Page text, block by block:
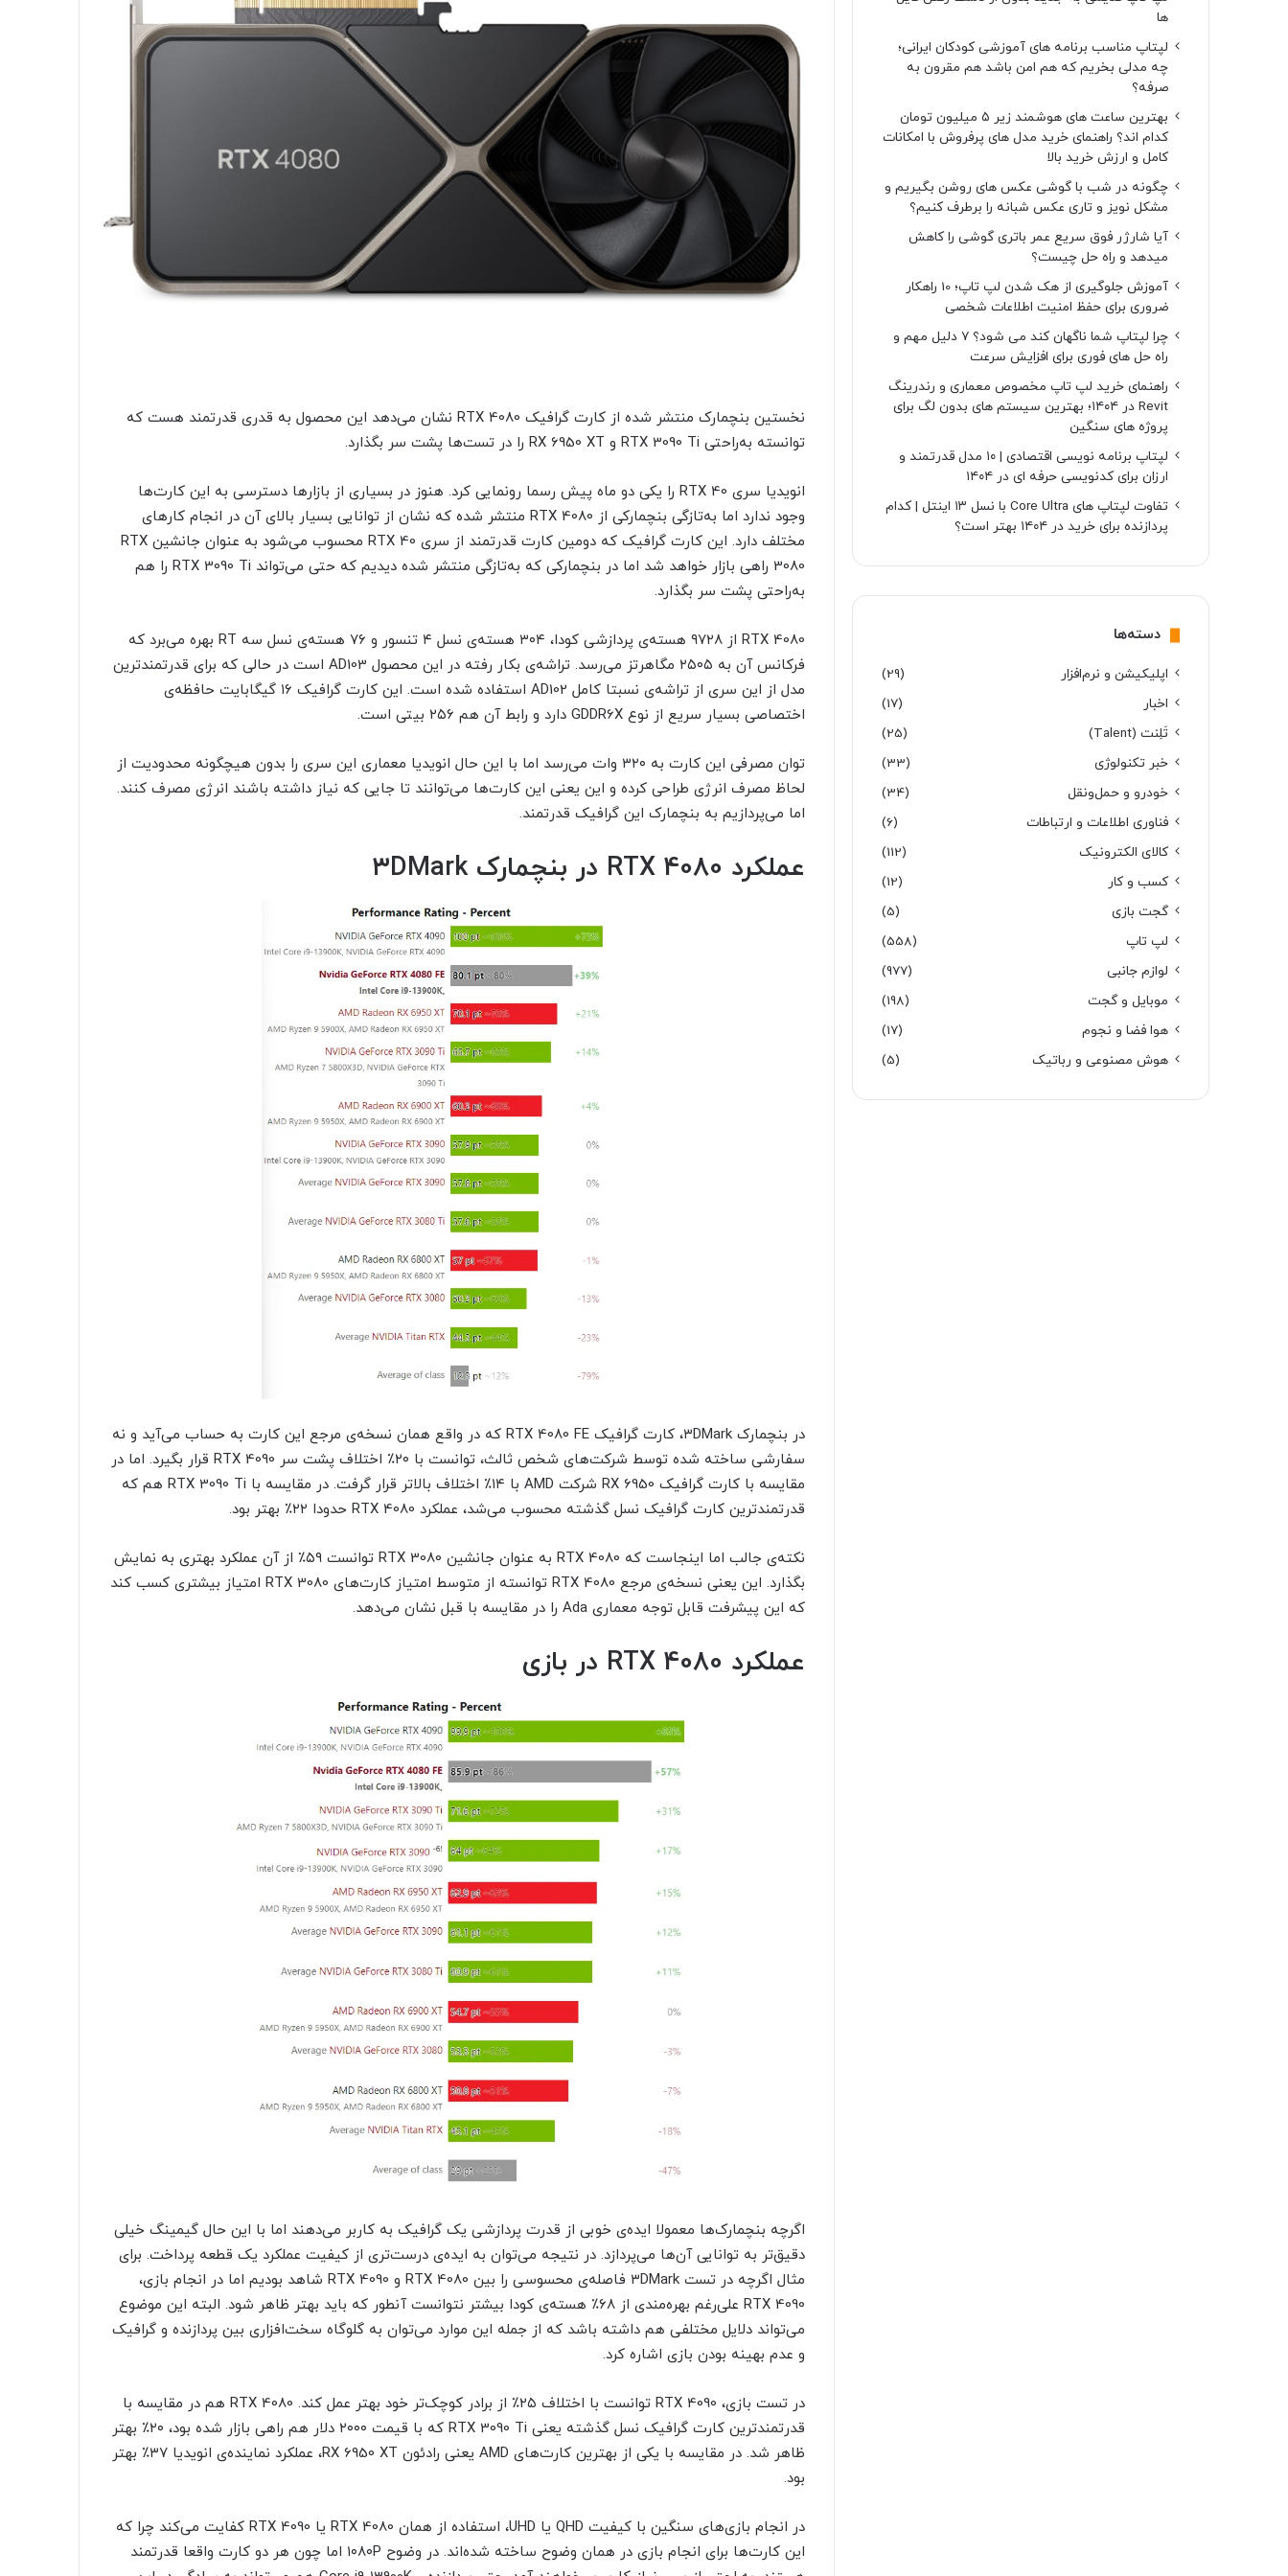
نخستین بنچمارک منتشر شده از کارت گرافیک RTX 4080 نشان می‌دهد این محصول به قدری قدرتمند هست که
توانسته به‌راحتی RTX 3090 Ti و RX 6950 XT را در تست‌ها پشت سر بگذارد.
انویدیا سری RTX 40 را یکی دو ماه پیش رسما رونمایی کرد. هنوز در بسیاری از بازارها دسترسی به این کارت‌ها
وجود ندارد اما به‌تازگی بنچمارکی از RTX 4080 منتشر شده که نشان از توانایی بسیار بالای آن در انجام کارهای
مختلف دارد. این کارت گرافیک که دومین کارت قدرتمند از سری RTX 40 محسوب می‌شود به عنوان جانشین RTX
3080 راهی بازار خواهد شد اما در بنچمارکی که به‌تازگی منتشر شده دیدیم که حتی می‌تواند RTX 3090 Ti را هم
به‌راحتی پشت سر بگذارد.
RTX 4080 از ۹۷۲۸ هسته‌ی پردازشی کودا، ۳۰۴ هسته‌ی نسل ۴ تنسور و ۷۶ هسته‌ی نسل سه RT بهره می‌برد که
فرکانس آن به ۲۵۰۵ مگاهرتز می‌رسد. تراشه‌ی بکار رفته در این محصول AD103 است در حالی که برای قدرتمندترین
مدل از این سری از تراشه‌ی نسبتا کامل AD102 استفاده شده است. این کارت گرافیک ۱۶ گیگابایت حافظه‌ی
اختصاصی بسیار سریع از نوع GDDR6X دارد و رابط آن هم ۲۵۶ بیتی است.
توان مصرفی این کارت به ۳۲۰ وات می‌رسد اما با این حال انویدیا معماری این سری را بدون هیچگونه محدودیت از
لحاظ مصرف انرژی طراحی کرده و این یعنی این کارت‌ها می‌توانند تا جایی که نیاز داشته باشند انرژی مصرف کنند.
اما می‌پردازیم به بنچمارک این گرافیک قدرتمند.
عملکرد RTX 4080 در بنچمارک ۳DMark
در بنچمارک ۳DMark، کارت گرافیک RTX 4080 FE که در واقع همان نسخه‌ی مرجع این کارت به حساب می‌آید و نه
سفارشی ساخته شده توسط شرکت‌های شخص ثالث، توانست با ۲۰٪ اختلاف پشت سر RTX 4090 قرار بگیرد. اما در
مقایسه با کارت گرافیک RX 6950 شرکت AMD با ۱۴٪ اختلاف بالاتر قرار گرفت. در مقایسه با RTX 3090 Ti هم که
قدرتمندترین کارت گرافیک نسل گذشته محسوب می‌شد، عملکرد RTX 4080 حدودا ۲۲٪ بهتر بود.
نکته‌ی جالب اما اینجاست که RTX 4080 به عنوان جانشین RTX 3080 توانست ۵۹٪ از آن عملکرد بهتری به نمایش
بگذارد. این یعنی نسخه‌ی مرجع RTX 4080 توانسته از متوسط امتیاز کارت‌های RTX 3080 امتیاز بیشتری کسب کند
که این پیشرفت قابل توجه معماری Ada را در مقایسه با قبل نشان می‌دهد.
عملکرد RTX 4080 در بازی
اگرچه بنچمارک‌ها معمولا ایده‌ی خوبی از قدرت پردازشی یک گرافیک به کاربر می‌دهند اما با این حال گیمینگ خیلی
دقیق‌تر به توانایی آن‌ها می‌پردازد. در نتیجه می‌توان به ایده‌ی درست‌تری از کیفیت عملکرد یک قطعه پرداخت. برای
مثال اگرچه در تست ۳DMark فاصله‌ی محسوسی را بین RTX 4080 و RTX 4090 شاهد بودیم اما در انجام بازی،
RTX 4090 علی‌رغم بهره‌مندی از ۶۸٪ هسته‌ی کودا بیشتر نتوانست آنطور که باید بهتر ظاهر شود. البته این موضوع
می‌تواند دلایل مختلفی هم داشته باشد که از جمله این موارد می‌توان به گلوگاه سخت‌افزاری بین پردازنده و گرافیک
و عدم بهینه بودن بازی اشاره کرد.
در تست بازی، RTX 4090 توانست با اختلاف ۲۵٪ از برادر کوچک‌تر خود بهتر عمل کند. RTX 4080 هم در مقایسه با
قدرتمندترین کارت گرافیک نسل گذشته یعنی RTX 3090 Ti که با قیمت ۲۰۰۰ دلار هم راهی بازار شده بود، ۲۰٪ بهتر
ظاهر شد. در مقایسه با یکی از بهترین کارت‌های AMD یعنی رادئون RX 6950 XT، عملکرد نماینده‌ی انویدیا ۳۷٪ بهتر
بود.
در انجام بازی‌های سنگین با کیفیت QHD یا UHD، استفاده از همان RTX 4080 یا RTX 4090 کفایت می‌کند چرا که
این کارت‌ها برای انجام بازی در همان وضوح ساخته شده‌اند. در وضوح ۱۰۸۰P اما چون هر دو کارت واقعا قدرتمند
ها
لپتاپ مناسب برنامه های آموزشی کودکان ایرانی؛
چه مدلی بخریم که هم امن باشد هم مقرون به
صرفه؟
بهترین ساعت های هوشمند زیر ۵ میلیون تومان
کدام اند؟ راهنمای خرید مدل های پرفروش با امکانات
کامل و ارزش خرید بالا
چگونه در شب با گوشی عکس های روشن بگیریم و
مشکل نویز و تاری عکس شبانه را برطرف کنیم؟
آیا شارژر فوق سریع عمر باتری گوشی را کاهش
میدهد و راه حل چیست؟
آموزش جلوگیری از هک شدن لپ تاپ؛ 10 راهکار
ضروری برای حفظ امنیت اطلاعات شخصی
چرا لپتاپ شما ناگهان کند می شود؟ ۷ دلیل مهم و
راه حل های فوری برای افزایش سرعت
راهنمای خرید لپ تاپ مخصوص معماری و رندرینگ
Revit در ۱۴۰۴؛ بهترین سیستم های بدون لگ برای
پروژه های سنگین
لپتاپ برنامه نویسی اقتصادی | ۱۰ مدل قدرتمند و
ارزان برای کدنویسی حرفه ای در ۱۴۰۴
تفاوت لپتاپ های Core Ultra با نسل ۱۳ اینتل | کدام
پردازنده برای خرید در ۱۴۰۴ بهتر است؟
دسته‌ها
اپلیکیشن و نرم‌افزار
(29)
اخبار
(17)
تَلِنت (Talent)
(25)
خبر تکنولوژی
(33)
خودرو و حمل‌و‌نقل
(34)
فناوری اطلاعات و ارتباطات
(6)
کالای الکترونیک
(112)
کسب و کار
(12)
گجت بازی
(5)
لپ تاپ
(558)
لوازم جانبی
(977)
موبایل و گجت
(198)
هوا فضا و نجوم
(17)
هوش مصنوعی و رباتیک
(5)